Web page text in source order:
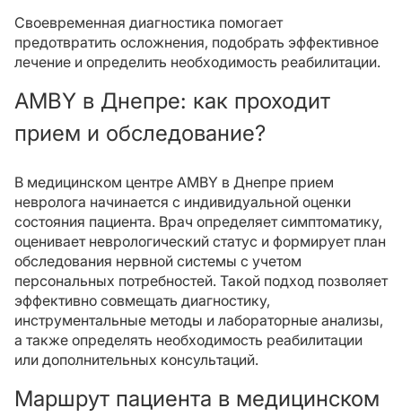
Своевременная диагностика помогает
предотвратить осложнения, подобрать эффективное
лечение и определить необходимость реабилитации.
AMBY в Днепре: как проходит
прием и обследование?
В медицинском центре AMBY в Днепре прием
невролога начинается с индивидуальной оценки
состояния пациента. Врач определяет симптоматику,
оценивает неврологический статус и формирует план
обследования нервной системы с учетом
персональных потребностей. Такой подход позволяет
эффективно совмещать диагностику,
инструментальные методы и лабораторные анализы,
а также определять необходимость реабилитации
или дополнительных консультаций.
Маршрут пациента в медицинском